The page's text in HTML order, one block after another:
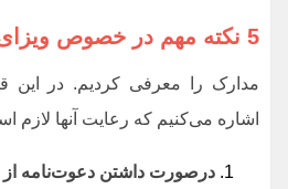
5 نکته مهم در خصوص ویزای توریستی استرالیا
مدارک را معرفی کردیم. در این
اشاره می‌کنیم که رعایت آنها لازم
درصورت داشتن دعوت‌نامه‌ از